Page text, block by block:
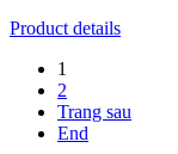
Product details
1
2
Trang sau
End